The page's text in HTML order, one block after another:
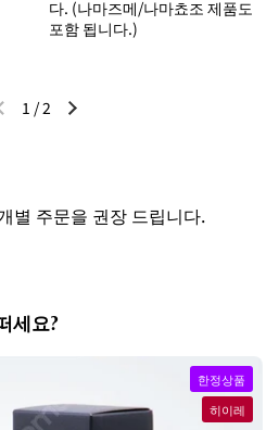
다. (나마즈메/나마쵸조 제품도
포함 됩니다.)
이전 슬라이드다음 슬라이드
1 /2
주문을 권장 드립니다.
세요?
한정상품
히이레